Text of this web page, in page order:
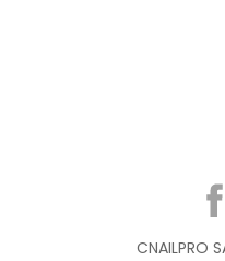
CNAILPRO